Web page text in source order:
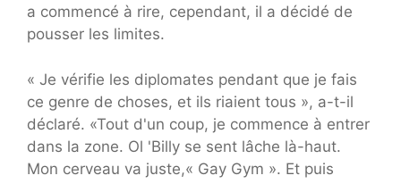
a commencé à rire, cependant, il a décidé de
pousser les limites.
« Je vérifie les diplomates pendant que je fais
ce genre de choses, et ils riaient tous », a-t-il
déclaré. «Tout d'un coup, je commence à entrer
dans la zone. Ol 'Billy se sent lâche là-haut.
Mon cerveau va juste,« Gay Gym ». Et puis